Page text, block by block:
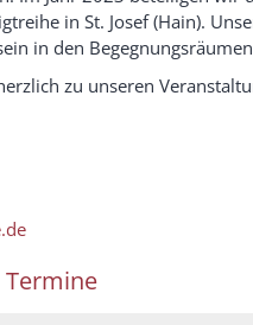
in St. Josef (Hain).
in den
zu unseren